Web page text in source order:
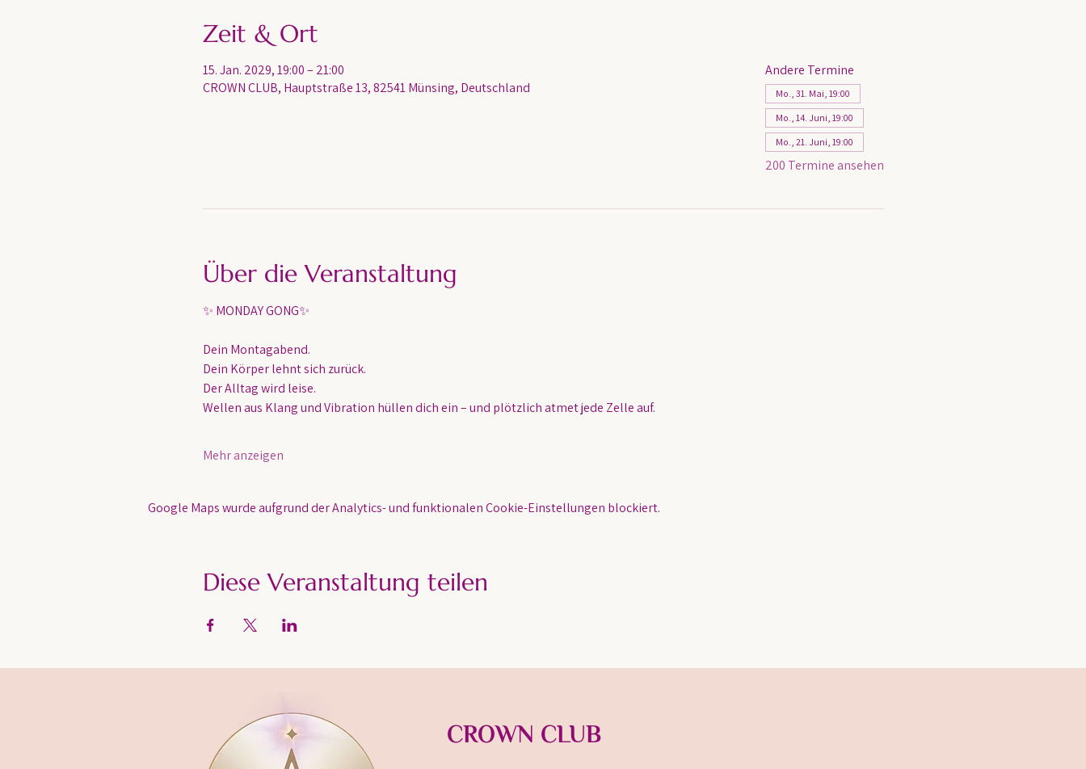
Zeit & Ort
15. Jan. 2029, 19:00 – 21:00
CROWN CLUB, Hauptstraße 13, 82541 Münsing, Deutschland
Andere Termine
Mo., 31. Mai, 19:00
Mo., 14. Juni, 19:00
Mo., 21. Juni, 19:00
200 Termine ansehen
Über die Veranstaltung
✨ MONDAY GONG✨
Dein Montagabend.
Dein Körper lehnt sich zurück.
Der Alltag wird leise.
Wellen aus Klang und Vibration hüllen dich ein – und plötzlich atmet jede Zelle auf.
Mehr anzeigen
Google Maps wurde aufgrund der Analytics- und funktionalen Cookie-Einstellungen blockiert.
Diese Veranstaltung teilen
CROWN CLUB